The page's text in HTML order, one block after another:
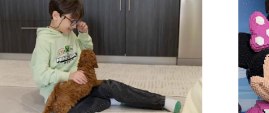
αποστολή birthday box – έκπληξη σε όλα τα παιδιά μας,
καθώς και τοmyikona.gr
για τη χορηγία όλων των
προσωποποιημένων φωτογραφικών άλμπουμ των παιδιών